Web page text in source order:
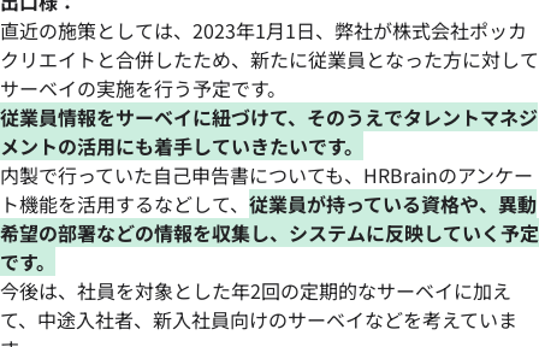
直近の施策としては、2023年1月1日、弊社が株式会社ポッカ
クリエイトと合併したため、新たに従業員となった方に対して
サーベイの実施を行う予定です。
従業員情報をサーベイに紐づけて、そのうえでタレントマネジ
メントの活用にも着手していきたいです。
内製で行っていた自己申告書についても、HRBrainのアンケー
ト機能を活用するなどして、 従業員が持っている資格や、異動
希望の部署などの情報を収集し、システムに反映していく予定
です。
今後は、社員を対象とした年2回の定期的なサーベイに加え
て、中途入社者、新入社員向けのサーベイなどを考えていま